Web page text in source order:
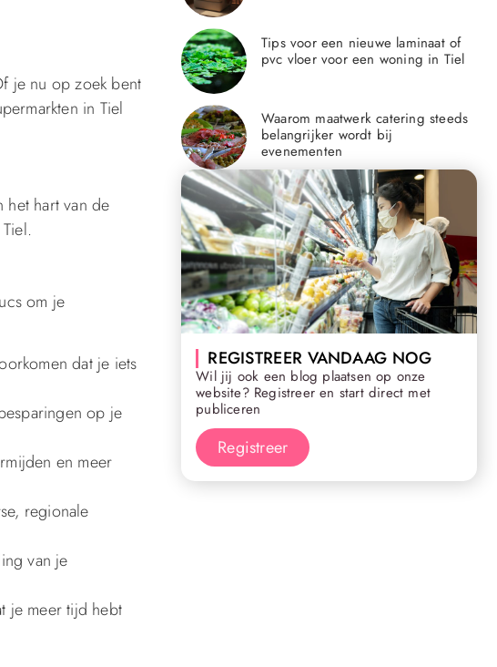
je nu op zoek bent
in Tiel
het hart van de
om je
dat je iets
op je
en meer
regionale
van je
je meer tijd hebt
Tips voor een nieuwe laminaat of
pvc vloer voor een woning in Tiel
Waarom maatwerk catering steeds
belangrijker wordt bij
evenementen
REGISTREER VANDAAG NOG
Wil jij ook een blog plaatsen op onze
website? Registreer en start direct met
publiceren
Registreer